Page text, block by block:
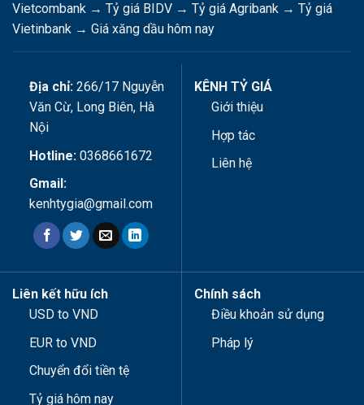
Vietcombank → Tỷ giá BIDV → Tỷ giá Agribank → Tỷ giá
Vietinbank → Giá xăng dầu hôm nay
Địa chỉ:266/17 Nguyễn
Văn Cừ, Long Biên, Hà
Nội
Hotline:0368661672
Gmail:
kenhtygia@gmail.com
KÊNH TỶ GIÁ
Giới thiệu
Hợp tác
Liên hệ
Liên kết hữu ích
USD to VND
EUR to VND
Chuyển đổi tiền tệ
Tỷ giá hôm nay
Chính sách
Điều khoản sử dụng
Pháp lý